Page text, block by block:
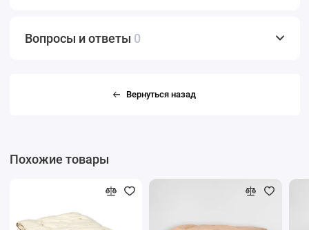
Вопросы и ответы 0
Вернуться назад
Похожие товары